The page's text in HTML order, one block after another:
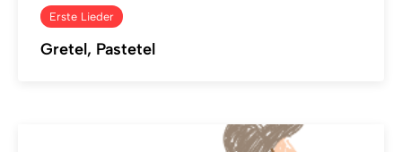
Erste Lieder
Gretel, Pastetel